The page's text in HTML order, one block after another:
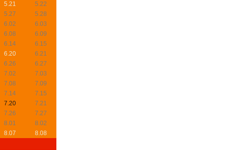
5.21
5.22
5.27
5.28
6.02
6.03
6.08
6.09
6.14
6.15
6.20
6.21
6.26
6.27
7.02
7.03
7.08
7.09
7.14
7.15
7.20
7.21
7.26
7.27
8.01
8.02
8.07
8.08